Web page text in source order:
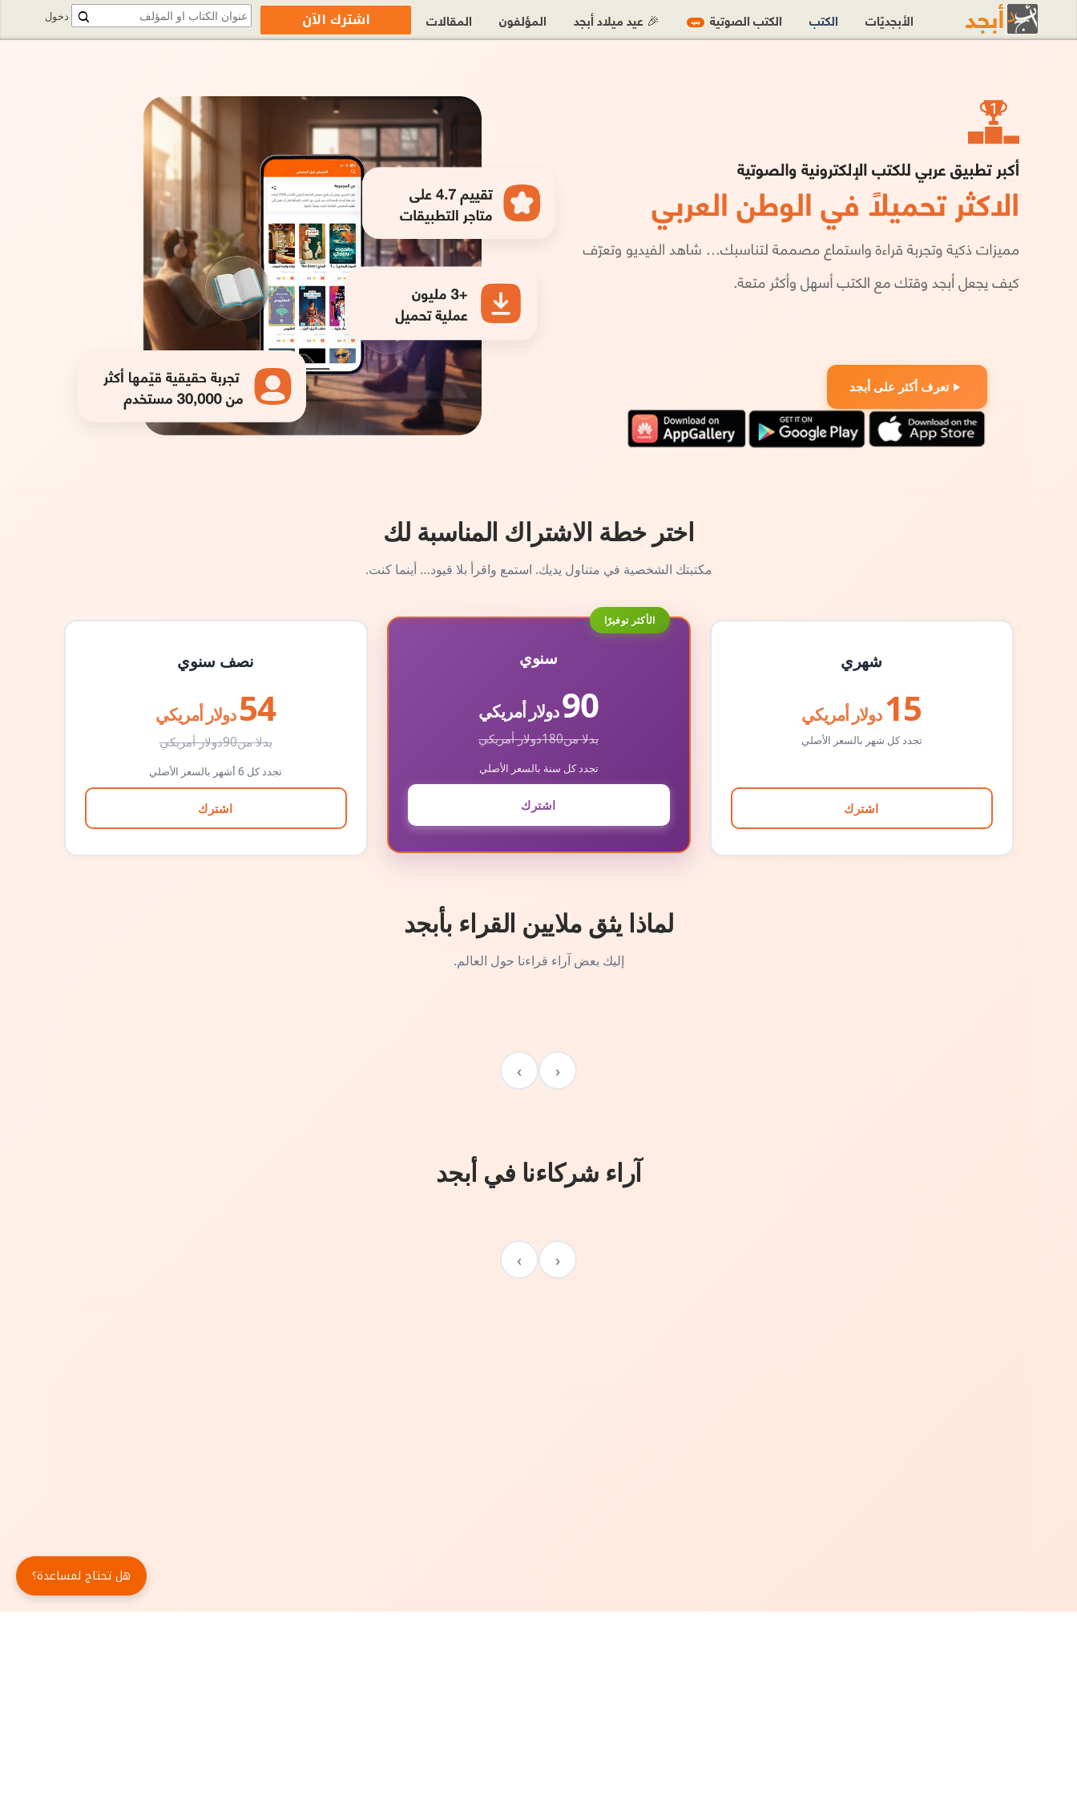
تعرف أكثر على أبجد
اختر خطة الاشتراك المناسبة لك
مكتبتك الشخصية في متناول يديك. استمع واقرأ بلا قيود… أينما كنت.
شهري
15 دولار أمريكي
تجدد كل شهر بالسعر الأصلي
اشترك
الأكثر توفيرًا
سنوي
90دولار أمريكي
بدلا من180دولار أمريكي
تجدد كل سنة بالسعر الأصلي
اشترك
نصف سنوي
54 دولار أمريكي
بدلا من90دولار أمريكي
تجدد كل 6 أشهر بالسعر الأصلي
اشترك
لماذا يثق ملايين القراء بأبجد
إليك بعض آراء قراءنا حول العالم.
‹
›
آراء شركاءنا في أبجد
‹
›
دخول الأبجديّات الكتب الكتب الصوتية جديد 🎉 عيد ميلاد أبجد المؤلفون المقالات اشترك الآن
هل تحتاج لمساعدة؟